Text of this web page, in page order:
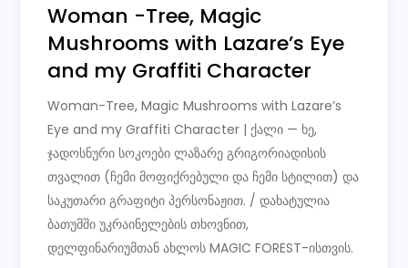
Woman -Tree, Magic
Mushrooms with Lazare’s Eye
and my Graffiti Character
Woman-Tree, Magic Mushrooms with Lazare’s
Eye and my Graffiti Character | ქალი — ხე,
ჯადოსნური სოკოები ლაზარე გრიგორიადისის
თვალით (ჩემი მოფიქრებული და ჩემი სტილით) და
საკუთარი გრაფიტი პერსონაჟით. / დახატულია
ბათუმში უკრაინელების თხოვნით,
დელფინარიუმთან ახლოს MAGIC FOREST-ისთვის.